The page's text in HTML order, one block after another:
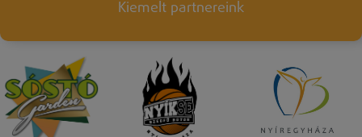
Kiemelt partnereink